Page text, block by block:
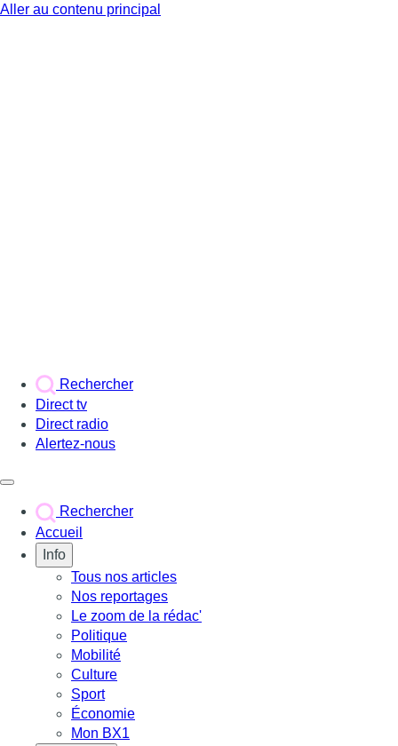
Aller au contenu principal
Rechercher
Direct tv
Direct radio
Alertez-nous
Rechercher
Accueil
Info
Tous nos articles
Nos reportages
Le zoom de la rédac'
Politique
Mobilité
Culture
Sport
Économie
Mon BX1